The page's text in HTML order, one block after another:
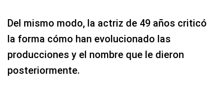
Del mismo modo, la actriz de 49 años criticó
la forma cómo han evolucionado las
producciones y el nombre que le dieron
posteriormente.